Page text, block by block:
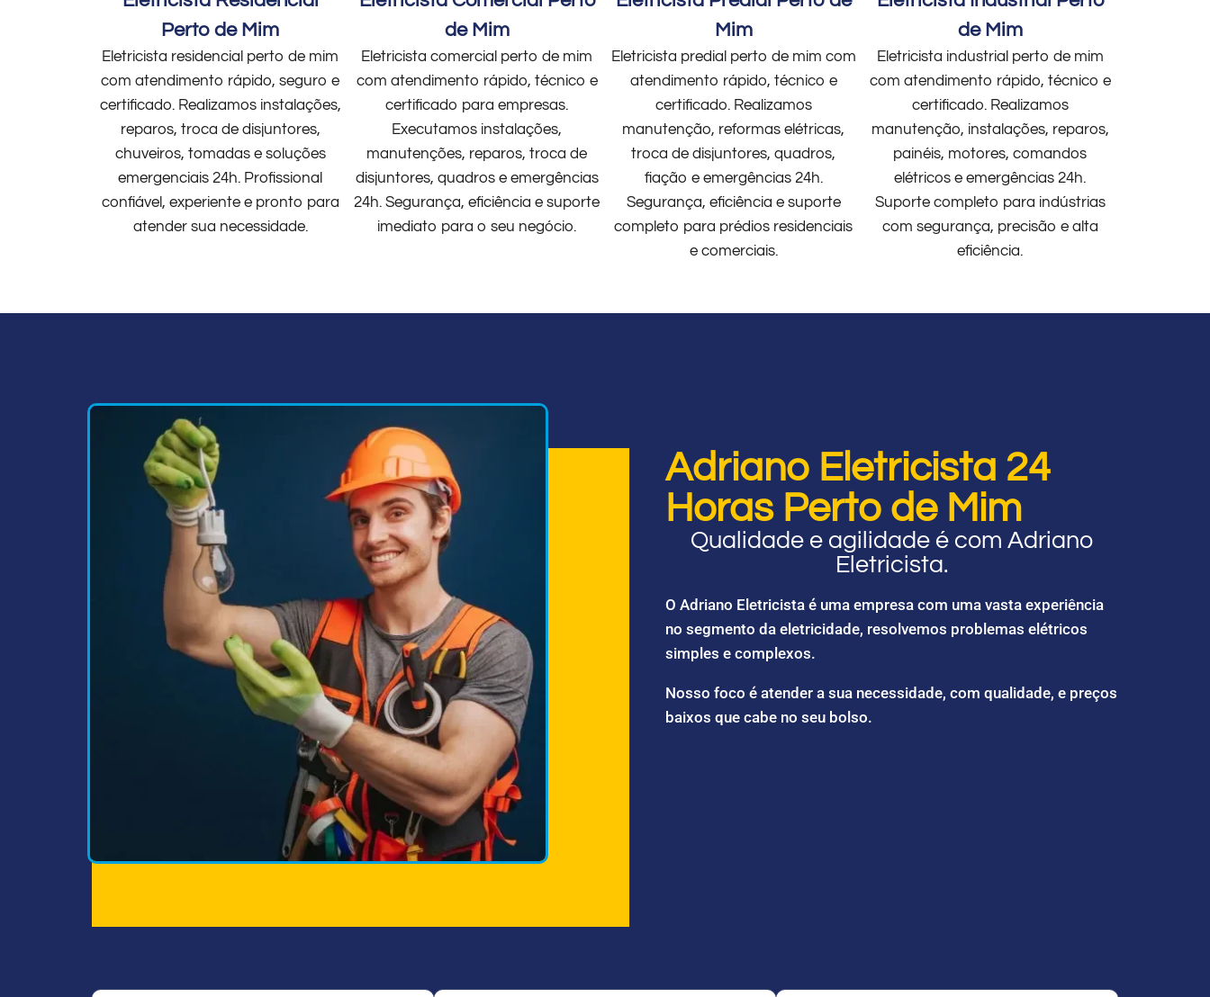
Perto de Mim
Eletricista residencial perto de mim
com atendimento rápido, seguro e
certificado. Realizamos instalações,
reparos, troca de disjuntores,
chuveiros, tomadas e soluções
emergenciais 24h. Profissional
confiável, experiente e pronto para
atender sua necessidade.
de Mim
Eletricista comercial perto de mim
com atendimento rápido, técnico e
certificado para empresas.
Executamos instalações,
manutenções, reparos, troca de
disjuntores, quadros e emergências
24h. Segurança, eficiência e suporte
imediato para o seu negócio.
Mim
Eletricista predial perto de mim com
atendimento rápido, técnico e
certificado. Realizamos
manutenção, reformas elétricas,
troca de disjuntores, quadros,
fiação e emergências 24h.
Segurança, eficiência e suporte
completo para prédios residenciais
e comerciais.
de Mim
Eletricista industrial perto de mim
com atendimento rápido, técnico e
certificado. Realizamos
manutenção, instalações, reparos,
painéis, motores, comandos
elétricos e emergências 24h.
Suporte completo para indústrias
com segurança, precisão e alta
eficiência.
Adriano Eletricista 24
Horas Perto de Mim
Qualidade e agilidade é com Adriano
Eletricista.
O Adriano Eletricista é uma empresa com uma vasta experiência
no segmento da eletricidade, resolvemos problemas elétricos
simples e complexos.
Nosso foco é atender a sua necessidade, com qualidade, e preços
baixos que cabe no seu bolso.